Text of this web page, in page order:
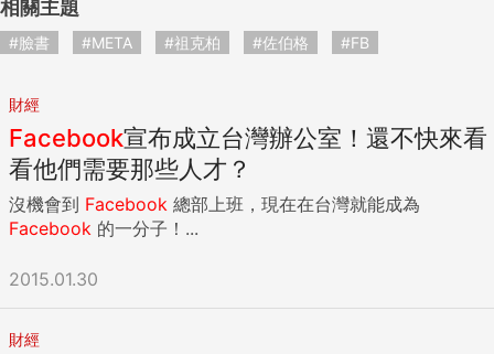
相關主題
#臉書 #META #祖克柏 #佐伯格 #FB
財經
Facebook宣布成立台灣辦公室！還不快來看
看他們需要那些人才？
沒機會到 Facebook 總部上班，現在在台灣就能成為
Facebook 的一分子！...
2015.01.30
財經